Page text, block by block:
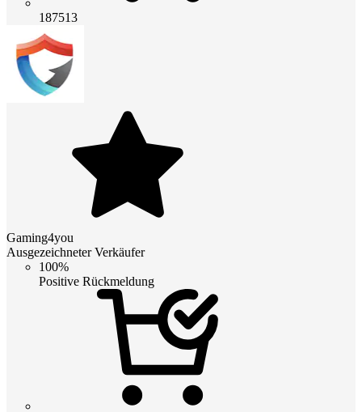
187513
Gaming4you
Ausgezeichneter Verkäufer
100%
Positive Rückmeldung